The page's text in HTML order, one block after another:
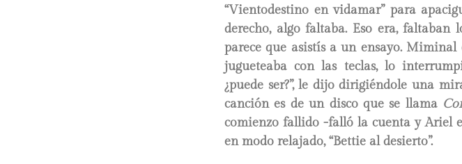
“Vientodestino en vidamar” para
derecho, algo faltaba. Eso era, faltaban
parece que asistís a un ensayo.
jugueteaba con las teclas, lo
¿puede ser?”, le dijo dirigiéndole una
canción es de un disco que se llama
comienzo fallido -falló la cuenta y Ariel
en modo relajado, “Bettie al desierto”.